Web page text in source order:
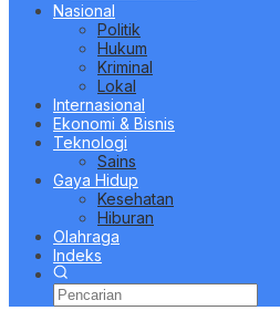
Nasional
Politik
Hukum
Kriminal
Lokal
Internasional
Ekonomi & Bisnis
Teknologi
Sains
Gaya Hidup
Kesehatan
Hiburan
Olahraga
Indeks